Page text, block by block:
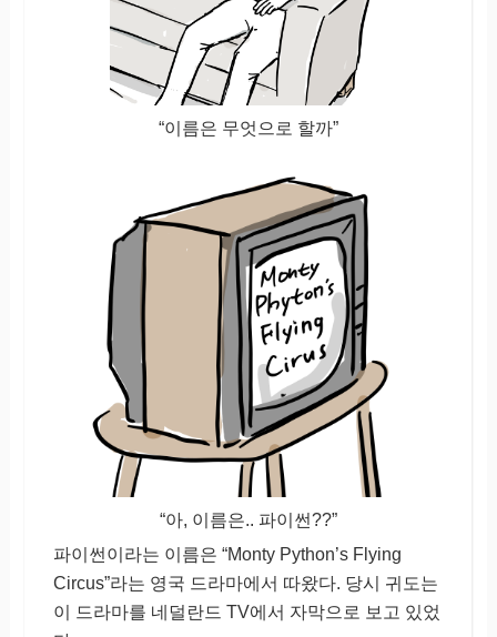
“이름은 무엇으로 할까”
“아, 이름은.. 파이썬??”
파이썬이라는 이름은 “Monty Python’s Flying
Circus”라는 영국 드라마에서 따왔다. 당시 귀도는
이 드라마를 네덜란드 TV에서 자막으로 보고 있었